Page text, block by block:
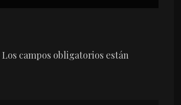
Los campos obligatorios están